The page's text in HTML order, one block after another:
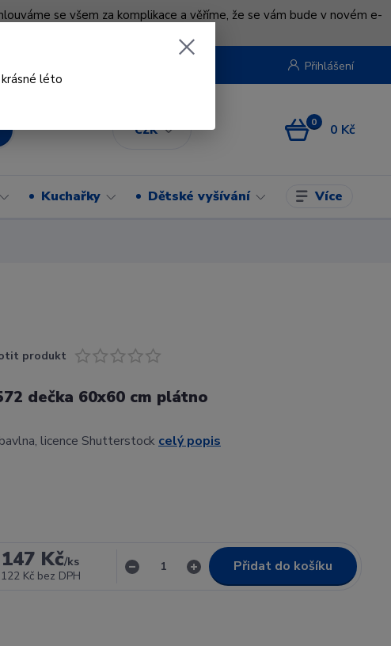
se všem za komplikace a věříme, že se vám bude v novém e-
CZK
Přihlášení
0 0 Kč
Kuchařky Dětské vyšívání Více
produkt
dečka 60x60 cm plátno
licence Shutterstock celý popis
147 Kč/ks
122 Kč bez DPH
Přidat do košíku
léto